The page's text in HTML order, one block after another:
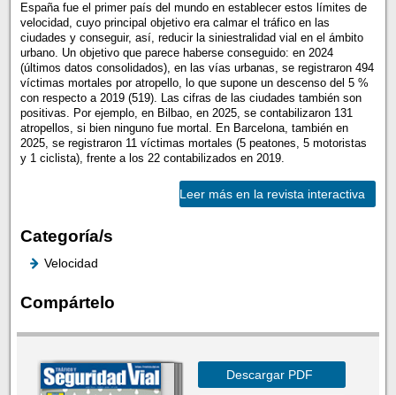
España fue el primer país del mundo en establecer estos límites de
velocidad, cuyo principal objetivo era calmar el tráfico en las
ciudades y conseguir, así, reducir la siniestralidad vial en el ámbito
urbano. Un objetivo que parece haberse conseguido: en 2024
(últimos datos consolidados), en las vías urbanas, se registraron 494
víctimas mortales por atropello, lo que supone un descenso del 5 %
con respecto a 2019 (519). Las cifras de las ciudades también son
positivas. Por ejemplo, en Bilbao, en 2025, se contabilizaron 131
atropellos, si bien ninguno fue mortal. En Barcelona, también en
2025, se registraron 11 víctimas mortales (5 peatones, 5 motoristas
y 1 ciclista), frente a los 22 contabilizados en 2019.
Leer más en la revista interactiva
Categoría/s
Velocidad
Compártelo
Descargar PDF